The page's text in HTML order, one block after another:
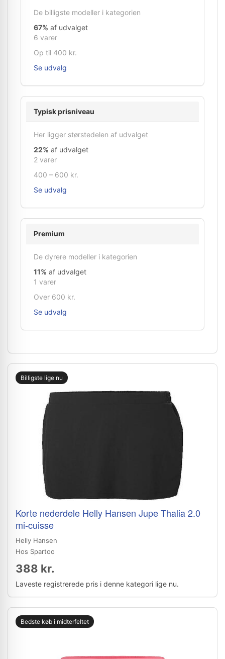
De billigste modeller i kategorien
67% af udvalget
6 varer
Op til 400 kr.
Se udvalg
Typisk prisniveau
Her ligger størstedelen af udvalget
22% af udvalget
2 varer
400 – 600 kr.
Se udvalg
Premium
De dyrere modeller i kategorien
11% af udvalget
1 varer
Over 600 kr.
Se udvalg
Billigste lige nu
Korte nederdele Helly Hansen Jupe Thalia 2.0
mi-cuisse
Helly Hansen
Hos Spartoo
388 kr.
Laveste registrerede pris i denne kategori lige nu.
Bedste køb i midterfeltet